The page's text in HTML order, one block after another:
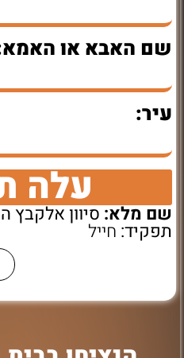
שם האבא או
עיר:
עלה
שם מלא:סיוון אלקבץ
תפקיד: חייל